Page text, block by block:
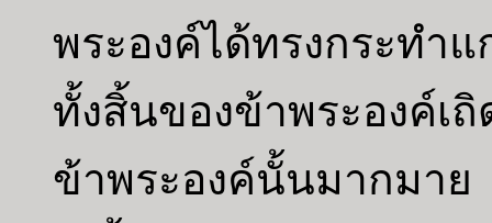
พระองค์ได้ทรงกระทำแ
ทั้งสิ้นของข้าพระองค์เ
ข้าพระองค์นั้นมากมา